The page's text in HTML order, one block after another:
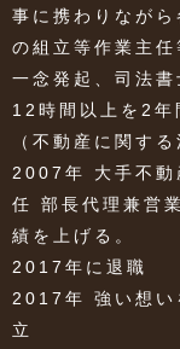
事に携わりなが
の組立等作業主
一念発起、司法
12時間以上を2年
（不動産に関す
2007年 大手不動
任 部長代理兼営
績を上げる。
2017年に退職
2017年 強い想い
立